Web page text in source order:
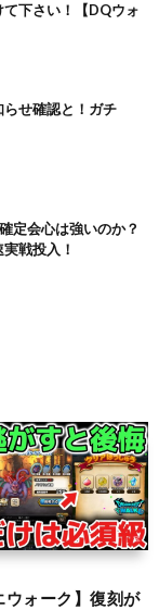
下さい！【DQウォ
らせ確認と！ガチ
定会心は強いのか？
戦投入！
ウォーク】復刻が